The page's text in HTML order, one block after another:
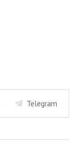
Telegram